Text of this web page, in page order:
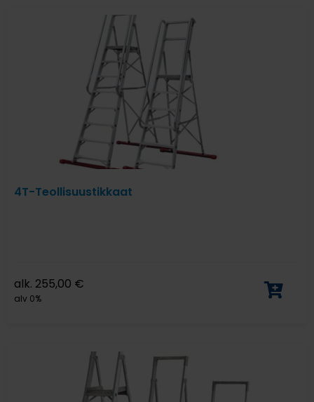
4T-Teollisuustikkaat
alk. 255,00 €
alv 0%